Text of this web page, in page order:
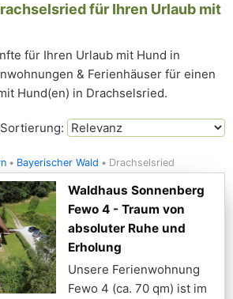
für Ihren Urlaub mit
für Ihren Urlaub mit Hund in
& Ferienhäuser für einen
Hund(en) in Drachselsried.
Sortierung:
Bayerischer Wald Drachselsried
Waldhaus Sonnenberg
Fewo 4 - Traum von
absoluter Ruhe und
Erholung
Unsere Ferienwohnung
Fewo 4 (ca. 70 qm) ist im